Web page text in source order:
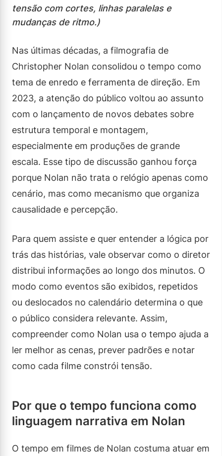
tensão com cortes, linhas paralelas e
mudanças de ritmo.)
Nas últimas décadas, a filmografia de
Christopher Nolan consolidou o tempo como
tema de enredo e ferramenta de direção. Em
2023, a atenção do público voltou ao assunto
com o lançamento de novos debates sobre
estrutura temporal e montagem,
especialmente em produções de grande
escala. Esse tipo de discussão ganhou força
porque Nolan não trata o relógio apenas como
cenário, mas como mecanismo que organiza
causalidade e percepção.
Para quem assiste e quer entender a lógica por
trás das histórias, vale observar como o diretor
distribui informações ao longo dos minutos. O
modo como eventos são exibidos, repetidos
ou deslocados no calendário determina o que
o público considera relevante. Assim,
compreender como Nolan usa o tempo ajuda a
ler melhor as cenas, prever padrões e notar
como cada filme constrói tensão.
Por que o tempo funciona como
linguagem narrativa em Nolan
O tempo em filmes de Nolan costuma atuar em